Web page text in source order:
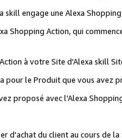
engage une Alexa
Shopping Action, qui
à votre Site d'Alexa skill
pour le Produit que vous avez
proposé avec l'Alexa
d'achat du client au cours de